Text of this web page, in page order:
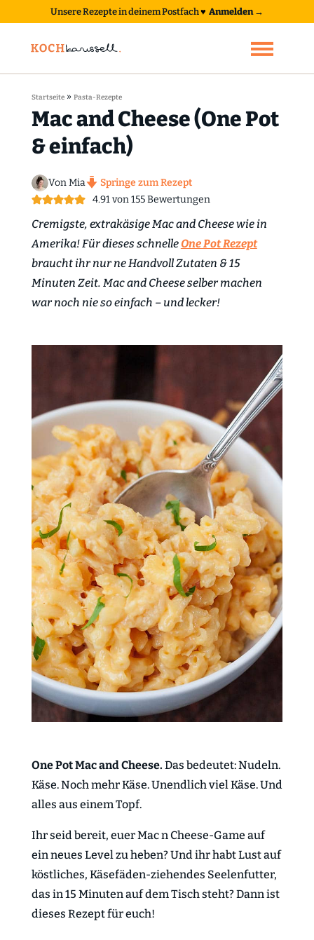
Unsere Rezepte in deinem Postfach♥ Anmelden →
Startseite» Pasta-Rezepte
Mac and Cheese (One Pot
& einfach)
Von Mia
Springe zum Rezept
4.91von155Bewertungen
Cremigste, extrakäsige Mac and Cheese wie in
Amerika! Für dieses schnelleOne Pot Rezept
braucht ihr nur ne Handvoll Zutaten & 15
Minuten Zeit. Mac and Cheese selber machen
war noch nie so einfach – und lecker!
One Pot Mac and Cheese. Das bedeutet: Nudeln.
Käse. Noch mehr Käse. Unendlich viel Käse. Und
alles aus einem Topf.
Ihr seid bereit, euer Mac n Cheese-Game auf
ein neues Level zu heben? Und ihr habt Lust auf
köstliches, Käsefäden-ziehendes Seelenfutter,
das in 15 Minuten auf dem Tisch steht? Dann ist
dieses Rezept für euch!